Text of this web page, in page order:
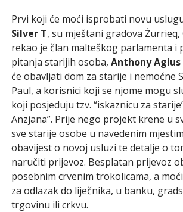
Prvi koji će moći isprobati novu
Silver T, su mještani gradova Żurrieq,
rekao je član malteškog parlamenta i
pitanja starijih osoba, Anthony Agius
će obavljati dom za starije i nemoćne
Paul, a korisnici koji se njome mogu
koji posjeduju tzv. “iskaznicu za
Anzjana”. Prije nego projekt krene u
sve starije osobe u navedenim
obavijest o novoj usluzi te detalje o
naručiti prijevoz. Besplatan prijevoz
posebnim crvenim trokolicama, a
za odlazak do liječnika, u banku,
trgovinu ili crkvu.